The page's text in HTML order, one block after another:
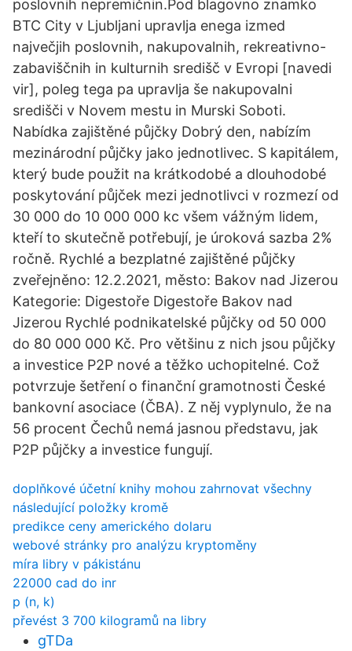
poslovnih nepremičnin.Pod blagovno znamko
BTC City v Ljubljani upravlja enega izmed
največjih poslovnih, nakupovalnih, rekreativno-
zabaviščnih in kulturnih središč v Evropi [navedi
vir], poleg tega pa upravlja še nakupovalni
središči v Novem mestu in Murski Soboti.
Nabídka zajištěné půjčky Dobrý den, nabízím
mezinárodní půjčky jako jednotlivec. S kapitálem,
který bude použit na krátkodobé a dlouhodobé
poskytování půjček mezi jednotlivci v rozmezí od
30 000 do 10 000 000 kc všem vážným lidem,
kteří to skutečně potřebují, je úroková sazba 2%
ročně. Rychlé a bezplatné zajištěné půjčky
zveřejněno: 12.2.2021, město: Bakov nad Jizerou
Kategorie: Digestoře Digestoře Bakov nad
Jizerou Rychlé podnikatelské půjčky od 50 000
do 80 000 000 Kč. Pro většinu z nich jsou půjčky
a investice P2P nové a těžko uchopitelné. Což
potvrzuje šetření o finanční gramotnosti České
bankovní asociace (ČBA). Z něj vyplynulo, že na
56 procent Čechů nemá jasnou představu, jak
P2P půjčky a investice fungují.
doplňkové účetní knihy mohou zahrnovat všechny
následující položky kromě
predikce ceny amerického dolaru
webové stránky pro analýzu kryptoměny
míra libry v pákistánu
22000 cad do inr
p (n, k)
převést 3 700 kilogramů na libry
gTDa